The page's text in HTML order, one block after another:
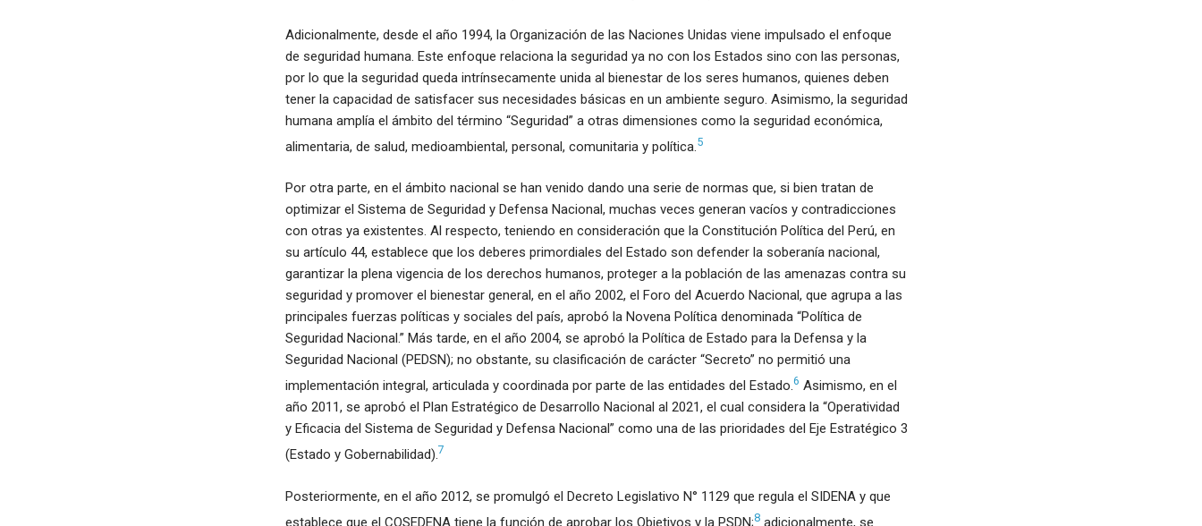
Adicionalmente, desde el año 1994, la Organización de las Naciones Unidas viene impulsado el enfoque
de seguridad humana. Este enfoque relaciona la seguridad ya no con los Estados sino con las personas,
por lo que la seguridad queda intrínsecamente unida al bienestar de los seres humanos, quienes deben
tener la capacidad de satisfacer sus necesidades básicas en un ambiente seguro. Asimismo, la seguridad
humana amplía el ámbito del término “Seguridad” a otras dimensiones como la seguridad económica,
alimentaria, de salud, medioambiental, personal, comunitaria y política.5
Por otra parte, en el ámbito nacional se han venido dando una serie de normas que, si bien tratan de
optimizar el Sistema de Seguridad y Defensa Nacional, muchas veces generan vacíos y contradicciones
con otras ya existentes. Al respecto, teniendo en consideración que la Constitución Política del Perú, en
su artículo 44, establece que los deberes primordiales del Estado son defender la soberanía nacional,
garantizar la plena vigencia de los derechos humanos, proteger a la población de las amenazas contra su
seguridad y promover el bienestar general, en el año 2002, el Foro del Acuerdo Nacional, que agrupa a las
principales fuerzas políticas y sociales del país, aprobó la Novena Política denominada “Política de
Seguridad Nacional.” Más tarde, en el año 2004, se aprobó la Política de Estado para la Defensa y la
Seguridad Nacional (PEDSN); no obstante, su clasificación de carácter “Secreto” no permitió una
implementación integral, articulada y coordinada por parte de las entidades del Estado.6 Asimismo, en el
año 2011, se aprobó el Plan Estratégico de Desarrollo Nacional al 2021, el cual considera la “Operatividad
y Eficacia del Sistema de Seguridad y Defensa Nacional” como una de las prioridades del Eje Estratégico 3
(Estado y Gobernabilidad).7
Posteriormente, en el año 2012, se promulgó el Decreto Legislativo N° 1129 que regula el SIDENA y que
establece que el COSEDENA tiene la función de aprobar los Objetivos y la PSDN;8adicionalmente, se